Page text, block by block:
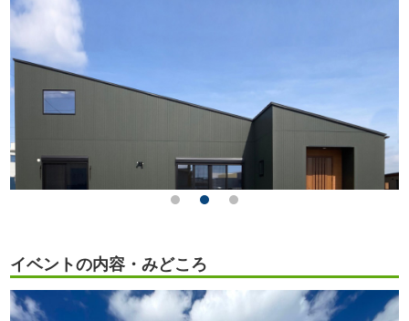
イベントの内容・みどころ